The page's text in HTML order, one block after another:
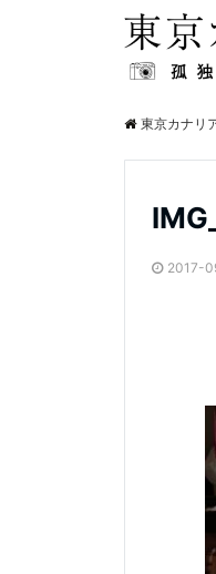
東京カナリ
2017-